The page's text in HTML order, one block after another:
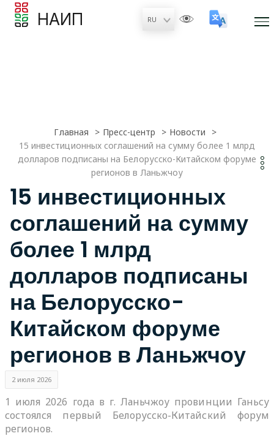
НАИП
Главная Пресс-центр
Новости
15 инвестиционных соглашений на сумму более 1 млрд
долларов подписаны на Белорусско-Китайском форуме
регионов в Ланьжчоу
15 инвестиционных
соглашений на сумму
более 1 млрд
долларов подписаны
на Белорусско-
Китайском форуме
регионов в Ланьжчоу
2 июля 2026
1 июля 2026 года в г. Ланьчжоу провинции Ганьсу
состоялся первый Белорусско-Китайский форум
регионов.